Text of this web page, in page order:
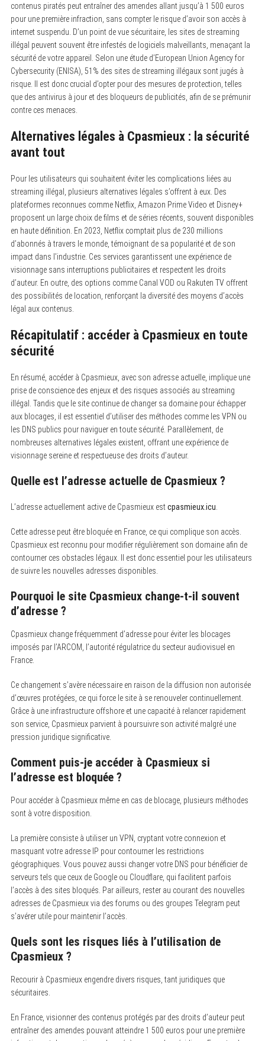
contenus piratés peut entraîner des amendes allant jusqu’à 1 500 euros
pour une première infraction, sans compter le risque d’avoir son accès à
internet suspendu. D’un point de vue sécuritaire, les sites de streaming
illégal peuvent souvent être infestés de logiciels malveillants, menaçant la
sécurité de votre appareil. Selon une étude d’European Union Agency for
Cybersecurity (ENISA), 51% des sites de streaming illégaux sont jugés à
risque. Il est donc crucial d’opter pour des mesures de protection, telles
que des antivirus à jour et des bloqueurs de publicités, afin de se prémunir
contre ces menaces.
Alternatives légales à Cpasmieux : la sécurité
avant tout
Pour les utilisateurs qui souhaitent éviter les complications liées au
streaming illégal, plusieurs alternatives légales s’offrent à eux. Des
plateformes reconnues comme Netflix, Amazon Prime Video et Disney+
proposent un large choix de films et de séries récents, souvent disponibles
en haute définition. En 2023, Netflix comptait plus de 230 millions
d’abonnés à travers le monde, témoignant de sa popularité et de son
impact dans l’industrie. Ces services garantissent une expérience de
visionnage sans interruptions publicitaires et respectent les droits
d’auteur. En outre, des options comme Canal VOD ou Rakuten TV offrent
des possibilités de location, renforçant la diversité des moyens d’accès
légal aux contenus.
Récapitulatif : accéder à Cpasmieux en toute
sécurité
En résumé, accéder à Cpasmieux, avec son adresse actuelle, implique une
prise de conscience des enjeux et des risques associés au streaming
illégal. Tandis que le site continue de changer sa domaine pour échapper
aux blocages, il est essentiel d’utiliser des méthodes comme les VPN ou
les DNS publics pour naviguer en toute sécurité. Parallèlement, de
nombreuses alternatives légales existent, offrant une expérience de
visionnage sereine et respectueuse des droits d’auteur.
Quelle est l’adresse actuelle de Cpasmieux ?
L’adresse actuellement active de Cpasmieux estcpasmieux.icu
Cette adresse peut être bloquée en France, ce qui complique son accès.
Cpasmieux est reconnu pour modifier régulièrement son domaine afin de
contourner ces obstacles légaux. Il est donc essentiel pour les utilisateurs
de suivre les nouvelles adresses disponibles.
Pourquoi le site Cpasmieux change-t-il souvent
d’adresse ?
Cpasmieux change fréquemment d’adresse pour éviter les blocages
imposés par l’ARCOM, l’autorité régulatrice du secteur audiovisuel en
France.
Ce changement s’avère nécessaire en raison de la diffusion non autorisée
d’œuvres protégées, ce qui force le site à se renouveler continuellement.
Grâce à une infrastructure offshore et une capacité à relancer rapidement
son service, Cpasmieux parvient à poursuivre son activité malgré une
pression juridique significative.
Comment puis-je accéder à Cpasmieux si
l’adresse est bloquée ?
Pour accéder à Cpasmieux même en cas de blocage, plusieurs méthodes
sont à votre disposition.
La première consiste à utiliser un VPN, cryptant votre connexion et
masquant votre adresse IP pour contourner les restrictions
géographiques. Vous pouvez aussi changer votre DNS pour bénéficier de
serveurs tels que ceux de Google ou Cloudflare, qui facilitent parfois
l’accès à des sites bloqués. Par ailleurs, rester au courant des nouvelles
adresses de Cpasmieux via des forums ou des groupes Telegram peut
s’avérer utile pour maintenir l’accès.
Quels sont les risques liés à l’utilisation de
Cpasmieux ?
Recourir à Cpasmieux engendre divers risques, tant juridiques que
sécuritaires.
En France, visionner des contenus protégés par des droits d’auteur peut
entraîner des amendes pouvant atteindre 1 500 euros pour une première